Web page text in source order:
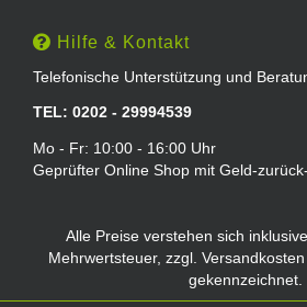
Hilfe & Kontakt
Telefonische Unterstützung und
TEL: 0202 - 29994539
Mo - Fr: 10:00 - 16:00 Uhr
Geprüfter Online Shop mit Geld-
Alle Preise verstehen sich
Mehrwertsteuer, zzgl. Versandkosten
gekennzeichnet.